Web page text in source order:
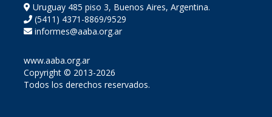
Uruguay 485 piso 3, Buenos Aires, Argentina.
(5411) 4371-8869/9529
informes@aaba.org.ar
www.aaba.org.ar
Copyright © 2013-2026
Todos los derechos reservados.